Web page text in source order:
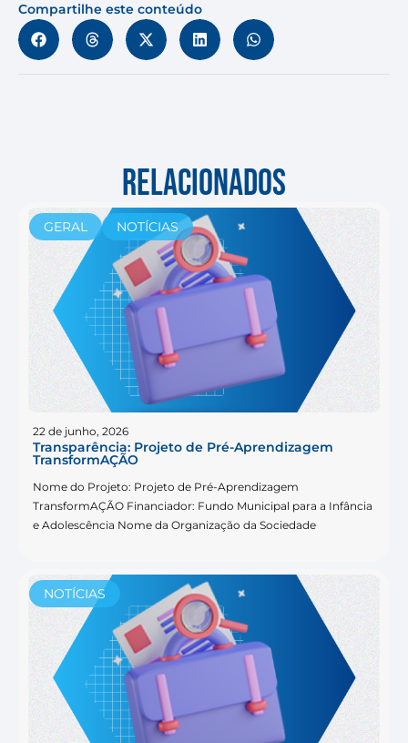
Compartilhe este conteúdo
RELACIONADOS
GERAL NOTÍCIAS
22 de junho, 2026
Transparência: Projeto de Pré-Aprendizagem
TransformAÇÃO
Nome do Projeto: Projeto de Pré-Aprendizagem
TransformAÇÃO Financiador: Fundo Municipal para a Infância
e Adolescência Nome da Organização da Sociedade
NOTÍCIAS